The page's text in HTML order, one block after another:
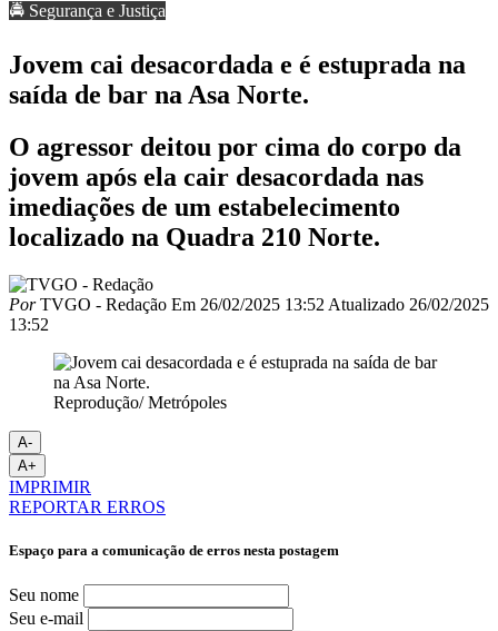
🚔 Segurança e Justiça
Jovem cai desacordada e é estuprada na
saída de bar na Asa Norte.
O agressor deitou por cima do corpo da
jovem após ela cair desacordada nas
imediações de um estabelecimento
localizado na Quadra 210 Norte.
PorTVGO - Redação Em 26/02/2025 13:52 Atualizado 26/02/2025
13:52
Reprodução/ Metrópoles
A-
A+
IMPRIMIR
REPORTAR ERROS
Espaço para a comunicação de erros nesta postagem
Seu nome
Seu e-mail